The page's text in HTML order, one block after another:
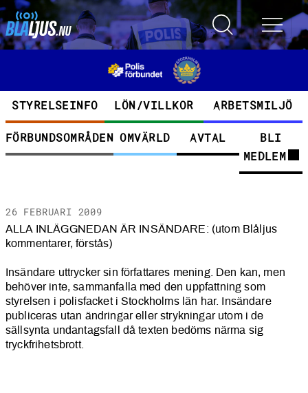
Hoppa till huvudinnehåll
Toggle search
Toggle
Kategorier
STYRELSEINFO LÖN/VILLKOR ARBETSMILJÖ
FÖRBUNDSOMRÅDEN OMVÄRLD AVTAL
BLI
MEDLEM
26 FEBRUARI 2009
INSÄNDARE: Vi måste
ALLA INLÄGGNEDAN ÄR INSÄNDARE: (utom Blåljus
kommentarer, förstås)
Insändare uttrycker sin författares mening. Den kan, men
behöver inte, sammanfalla med den uppfattning som
styrelsen i polisfacket i Stockholms län har. Insändare
publiceras utan ändringar eller strykningar utom i de
sällsynta undantagsfall då texten bedöms närma sig
tryckfrihetsbrott.